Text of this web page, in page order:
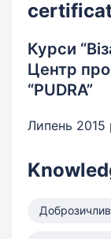
Курси
Центр
“PUDRA”
Липень 2015